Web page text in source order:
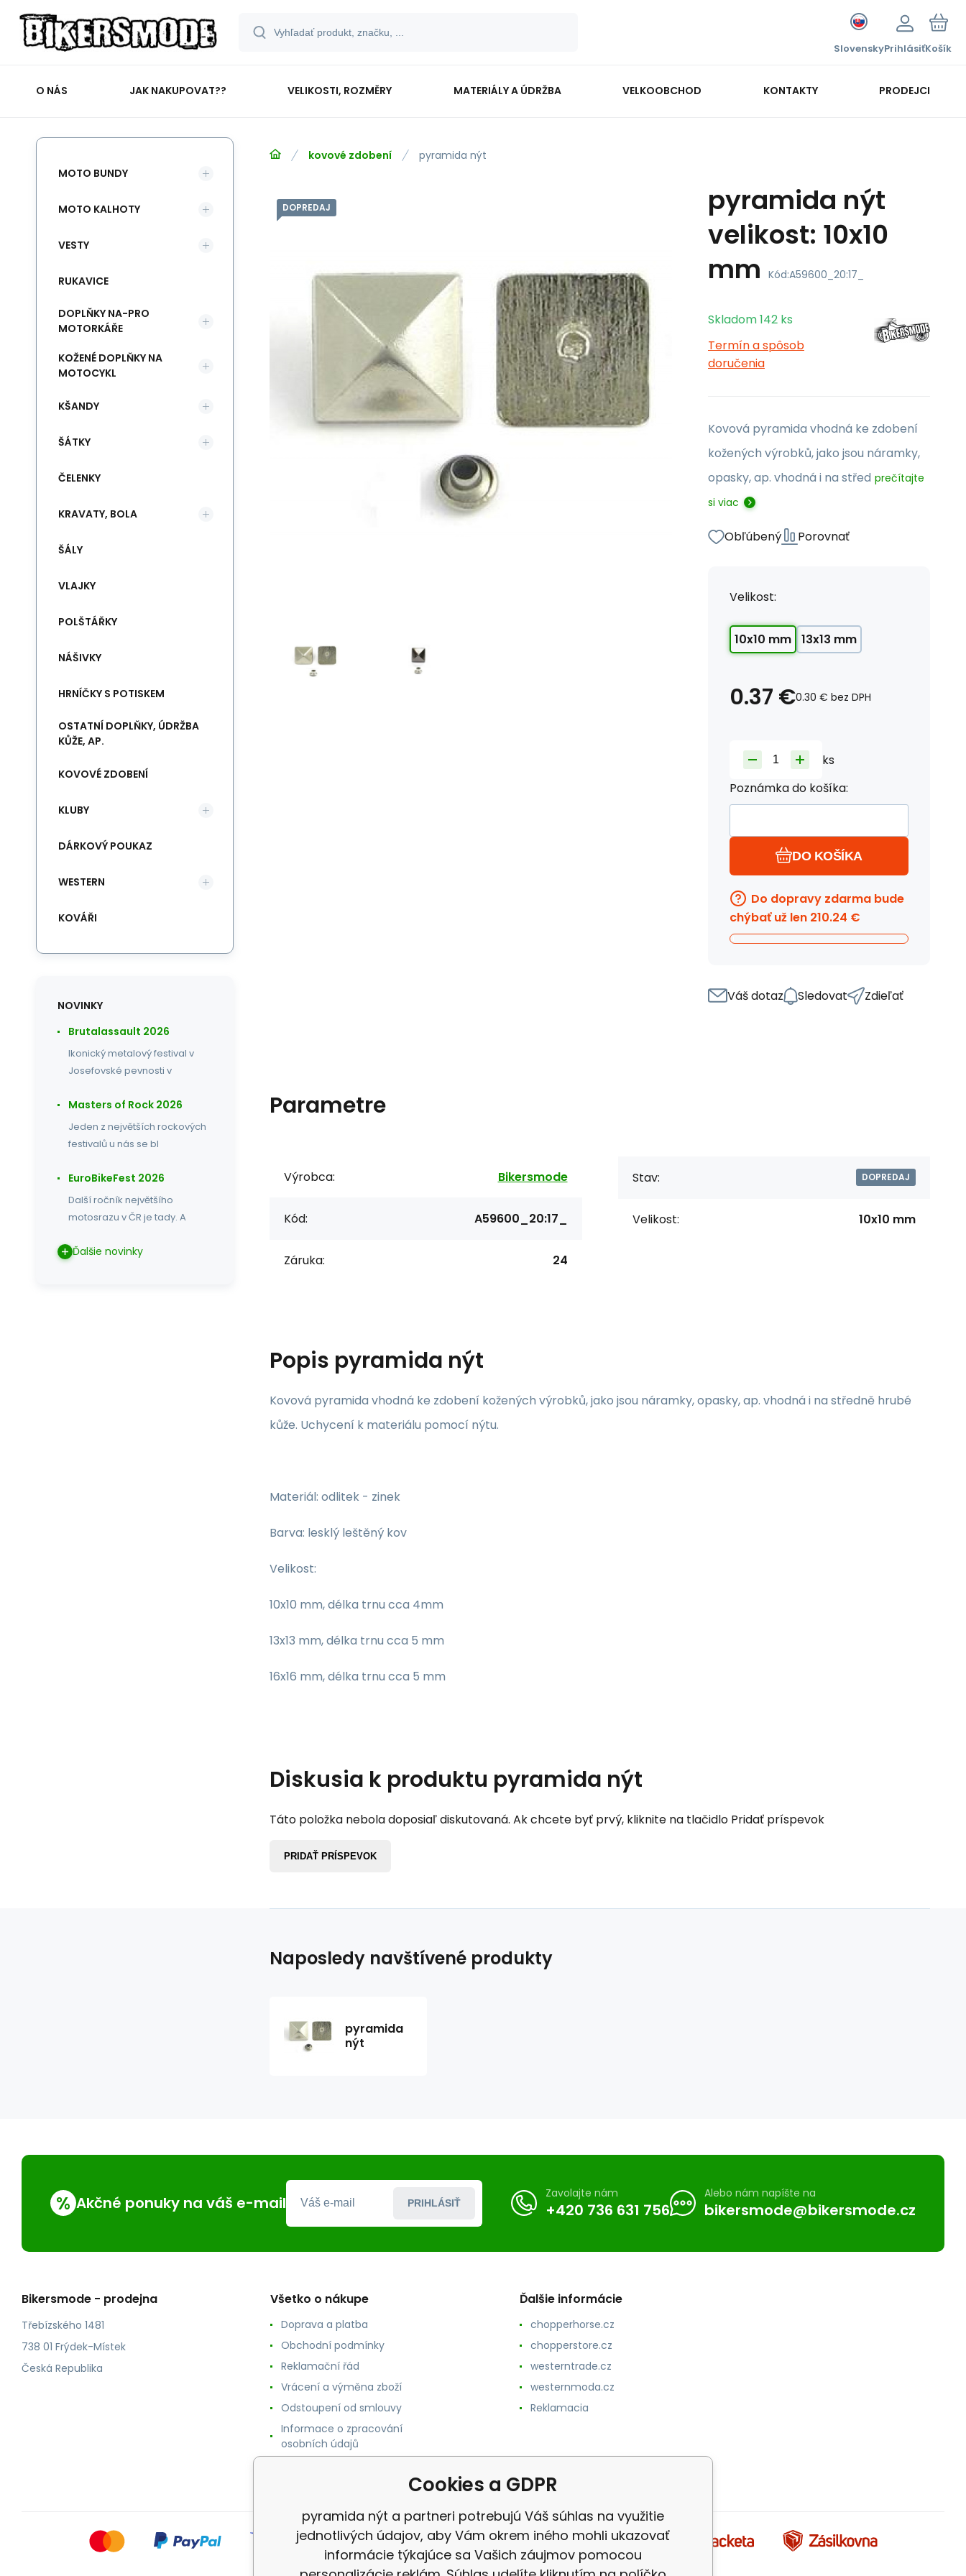
SlovenskyPrihlásiťKošík
O NÁS JAK NAKUPOVAT?? VELIKOSTI, ROZMĚRY MATERIÁLY A ÚDRŽBA VELKOOBCHOD KONTAKTY PRODEJCI
kovové zdobení pyramida nýt
DOPREDAJ
pyramida nýt
velikost: 10x10
mm Kód:A59600_20:17_
Skladom142 ks
Termín a spôsob
doručenia
Kovová pyramida vhodná ke zdobení
kožených výrobků, jako jsou náramky,
opasky, ap. vhodná i na střed prečítajte
si viac
Obľúbený Porovnať
Velikost:
10x10 mm 13x13 mm
0.37 €0.30 € bez DPH
ks
Poznámka do košíka:
DO KOŠÍKA
Do dopravy zdarma bude
chýbať už len 210.24 €
Váš dotaz Sledovat Zdieľať
Parametre
Výrobca: Bikersmode
Kód: A59600_20:17_
Záruka: 24
Stav: DOPREDAJ
Velikost: 10x10 mm
Popis pyramida nýt
Kovová pyramida vhodná ke zdobení kožených výrobků, jako jsou náramky, opasky, ap. vhodná i na středně hrubé
kůže. Uchycení k materiálu pomocí nýtu.
Materiál: odlitek - zinek
Barva: lesklý leštěný kov
Velikost:
10x10 mm, délka trnu cca 4mm
13x13 mm, délka trnu cca 5 mm
16x16 mm, délka trnu cca 5 mm
Diskusia k produktu pyramida nýt
Táto položka nebola doposiaľ diskutovaná. Ak chcete byť prvý, kliknite na tlačidlo Pridať príspevok
PRIDAŤ PRÍSPEVOK
MOTO BUNDY
MOTO KALHOTY
VESTY
RUKAVICE
DOPLŇKY NA-PRO
MOTORKÁŘE
KOŽENÉ DOPLŇKY NA
MOTOCYKL
KŠANDY
ŠÁTKY
ČELENKY
KRAVATY, BOLA
ŠÁLY
VLAJKY
POLŠTÁŘKY
NÁŠIVKY
HRNÍČKY S POTISKEM
OSTATNÍ DOPLŇKY, ÚDRŽBA
KŮŽE, AP.
KOVOVÉ ZDOBENÍ
KLUBY
DÁRKOVÝ POUKAZ
WESTERN
KOVÁŘI
NOVINKY
Brutalassault 2026
Ikonický metalový festival v
Josefovské pevnosti v
Masters of Rock 2026
Jeden z největších rockových
festivalů u nás se bl
EuroBikeFest 2026
Další ročník největšího
motosrazu v ČR je tady. A
Ďalšie novinky
Naposledy navštívené produkty
pyramida
nýt
% Akčné ponuky na váš e-mail PRIHLÁSIŤ
Zavolajte nám
+420 736 631 756
Alebo nám napíšte na
bikersmode@bikersmode.cz
Bikersmode - prodejna
Třebízského 1481
738 01 Frýdek-Místek
Česká Republika
Všetko o nákupe
Doprava a platba
Obchodní podmínky
Reklamační řád
Vrácení a výměna zboží
Odstoupení od smlouvy
Informace o zpracování
osobních údajů
Ďalšie informácie
chopperhorse.cz
chopperstore.cz
westerntrade.cz
westernmoda.cz
Reklamacia
Cookies a GDPR
pyramida nýt a partneri potrebujú Váš súhlas na využitie
jednotlivých údajov, aby Vám okrem iného mohli ukazovať
informácie týkajúce sa Vašich záujmov pomocou